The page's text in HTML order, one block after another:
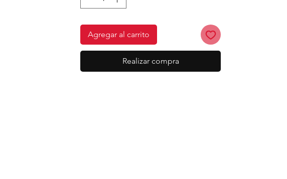
Agregar al carrito
Realizar compra